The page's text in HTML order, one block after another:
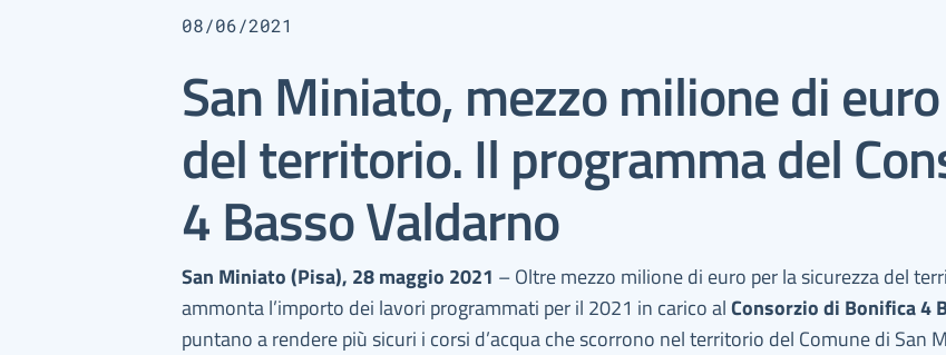
08/06/2021
San Miniato, mezzo milione di
del territorio. Il programma del
4 Basso Valdarno
San Miniato (Pisa), 28 maggio 2021 – Oltre mezzo milione di euro per la sicurezza del
ammonta l’importo dei lavori programmati per il 2021 in carico alConsorzio di Bonifica 4
puntano a rendere più sicuri i corsi d’acqua che scorrono nel territorio del Comune di San